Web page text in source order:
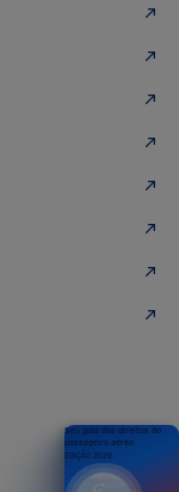
Seu guia dos direitos do
passageiro aéreo
EDIÇÃO 2026